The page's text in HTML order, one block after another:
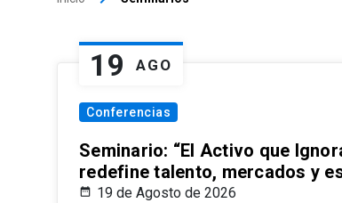
19 AGO
Conferencias
Seminario: “El Activo que
redefine talento, mercados y
19 de Agosto de 2026